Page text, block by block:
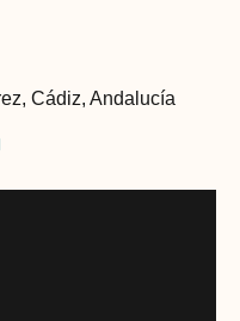
Cádiz, Andalucía